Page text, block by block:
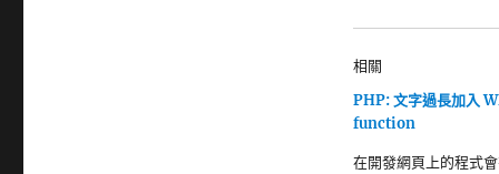
相關
PHP: 文字過長加入
function
在開發網頁上的程式